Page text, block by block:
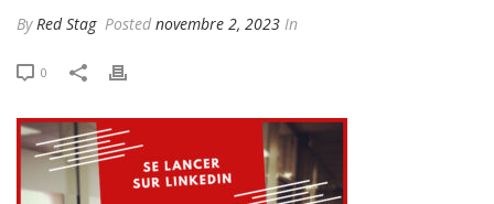
ByRed Stag Posted novembre 2, 2023 In
0